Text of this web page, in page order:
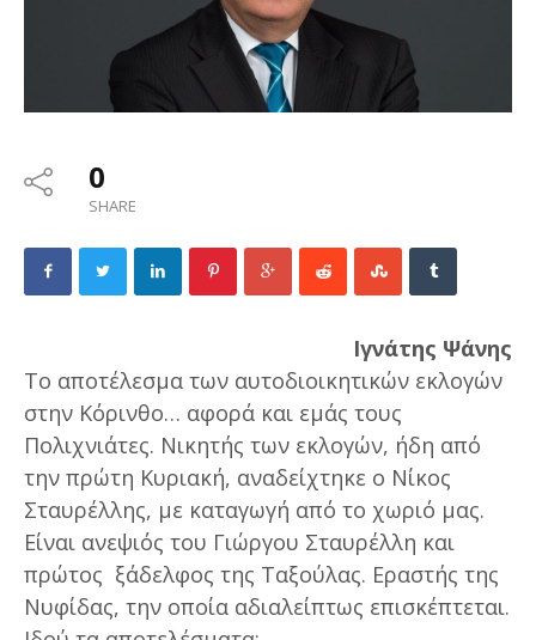
0
SHARE
Ιγνάτης Ψάνης
Το αποτέλεσμα των αυτοδιοικητικών εκλογών
στην Κόρινθο… αφορά και εμάς τους
Πολιχνιάτες. Νικητής των εκλογών, ήδη από
την πρώτη Κυριακή, αναδείχτηκε ο Νίκος
Σταυρέλλης, με καταγωγή από το χωριό μας.
Είναι ανεψιός του Γιώργου Σταυρέλλη και
πρώτος ξάδελφος της Ταξούλας. Εραστής της
Νυφίδας, την οποία αδιαλείπτως επισκέπτεται.